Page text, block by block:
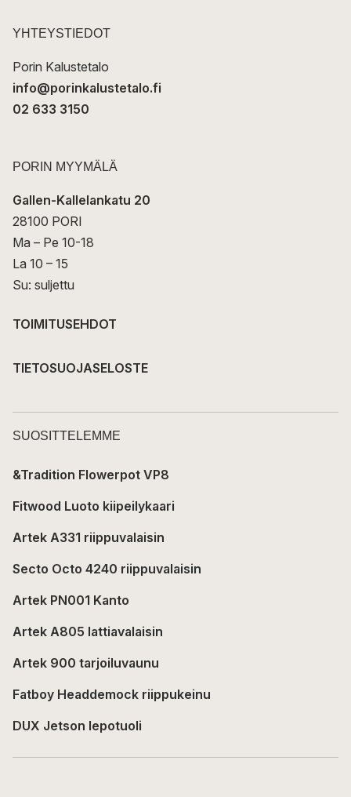
t
YHTEYSTIEDOT
Porin Kalustetalo
info@porinkalustetalo.fi
02 633 3150
PORIN MYYMÄLÄ
Gallen-Kallelankatu 20
28100 PORI
Ma – Pe 10-18
La 10 – 15
Su: suljettu
TOIMITUSEHDOT
TIETOSUOJASELOSTE
SUOSITTELEMME
&Tradition Flowerpot VP8
Fitwood Luoto kiipeilykaari
Artek A331 riippuvalaisin
Secto Octo 4240 riippuvalaisin
Artek PN001 Kanto
Artek A805 lattiavalaisin
Artek 900 tarjoiluvaunu
Fatboy Headdemock riippukeinu
DUX Jetson lepotuoli